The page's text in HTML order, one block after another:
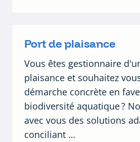
Port de plaisance
Vous êtes gestionnaire
plaisance et souhaitez
démarche concrète en
biodiversité aquatique ?
avec vous des solutions
conciliant …